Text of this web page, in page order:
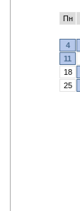
Пн
4
11
18
25